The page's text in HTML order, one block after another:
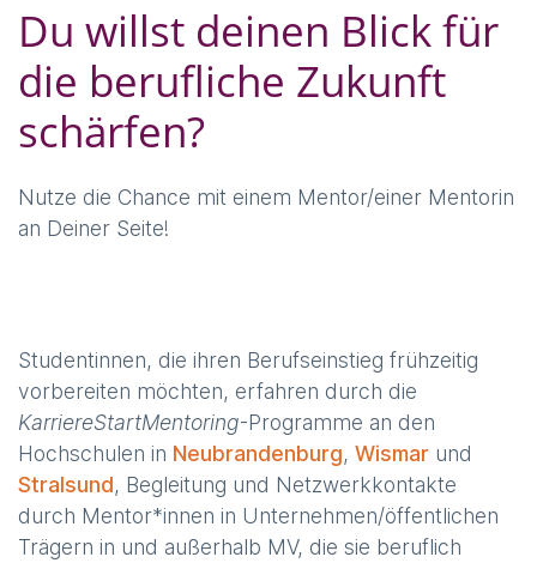
Du willst deinen Blick für
die berufliche Zukunft
schärfen?
Nutze die Chance mit einem Mentor/einer Mentorin
an Deiner Seite!
Studentinnen, die ihren Berufseinstieg frühzeitig
vorbereiten möchten, erfahren durch die
KarriereStartMentoring-Programme an den
Hochschulen in Neubrandenburg, Wismar und
Stralsund, Begleitung und Netzwerkkontakte
durch Mentor*innen in Unternehmen/öffentlichen
Trägern in und außerhalb MV, die sie beruflich